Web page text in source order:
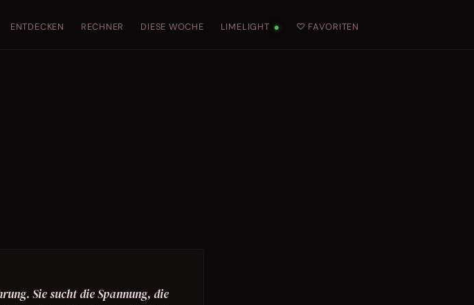
ENTDECKEN RECHNER DIESE WOCHE LIMELIGHT ● ♡ FAVORITEN
Sie sucht die Spannung, die